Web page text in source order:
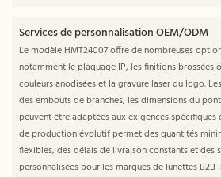
Services de personnalisation OEM/ODM
Le modèle HMT24007 offre de nombreuses
notamment le plaquage IP, les finitions brossées
couleurs anodisées et la gravure laser du logo.
des embouts de branches, les dimensions du
peuvent être adaptées aux exigences
de production évolutif permet des quantités
flexibles, des délais de livraison constants et des
personnalisées pour les marques de lunettes B2B